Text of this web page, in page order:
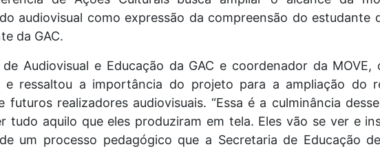
audiovisual como expressão da compreensão do estudante
da GAC.
Audiovisual e Educação da GAC e coordenador da MOVE,
e ressaltou a importância do projeto para a ampliação do
realizadores audiovisuais. “Essa é a culminância
tudo aquilo que eles produziram em tela. Eles vão se ver e
um processo pedagógico que a Secretaria de Educação